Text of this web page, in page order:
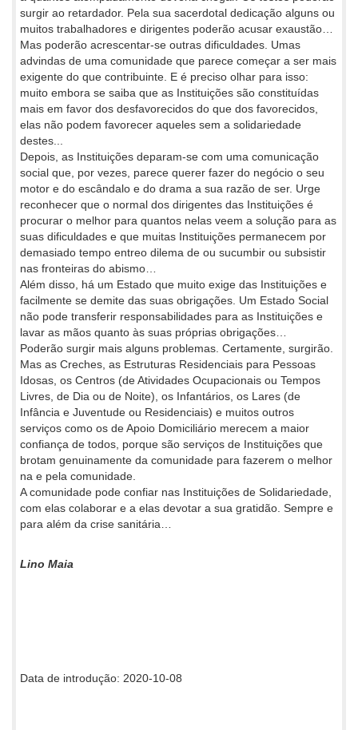
surgir ao retardador. Pela sua sacerdotal dedicação alguns ou
muitos trabalhadores e dirigentes poderão acusar exaustão…
Mas poderão acrescentar-se outras dificuldades. Umas
advindas de uma comunidade que parece começar a ser mais
exigente do que contribuinte. E é preciso olhar para isso:
muito embora se saiba que as Instituições são constituídas
mais em favor dos desfavorecidos do que dos favorecidos,
elas não podem favorecer aqueles sem a solidariedade
destes...
Depois, as Instituições deparam-se com uma comunicação
social que, por vezes, parece querer fazer do negócio o seu
motor e do escândalo e do drama a sua razão de ser. Urge
reconhecer que o normal dos dirigentes das Instituições é
procurar o melhor para quantos nelas veem a solução para as
suas dificuldades e que muitas Instituições permanecem por
demasiado tempo entreo dilema de ou sucumbir ou subsistir
nas fronteiras do abismo…
Além disso, há um Estado que muito exige das Instituições e
facilmente se demite das suas obrigações. Um Estado Social
não pode transferir responsabilidades para as Instituições e
lavar as mãos quanto às suas próprias obrigações…
Poderão surgir mais alguns problemas. Certamente, surgirão.
Mas as Creches, as Estruturas Residenciais para Pessoas
Idosas, os Centros (de Atividades Ocupacionais ou Tempos
Livres, de Dia ou de Noite), os Infantários, os Lares (de
Infância e Juventude ou Residenciais) e muitos outros
serviços como os de Apoio Domiciliário merecem a maior
confiança de todos, porque são serviços de Instituições que
brotam genuinamente da comunidade para fazerem o melhor
na e pela comunidade.
A comunidade pode confiar nas Instituições de Solidariedade,
com elas colaborar e a elas devotar a sua gratidão. Sempre e
para além da crise sanitária…
Lino Maia
Data de introdução: 2020-10-08